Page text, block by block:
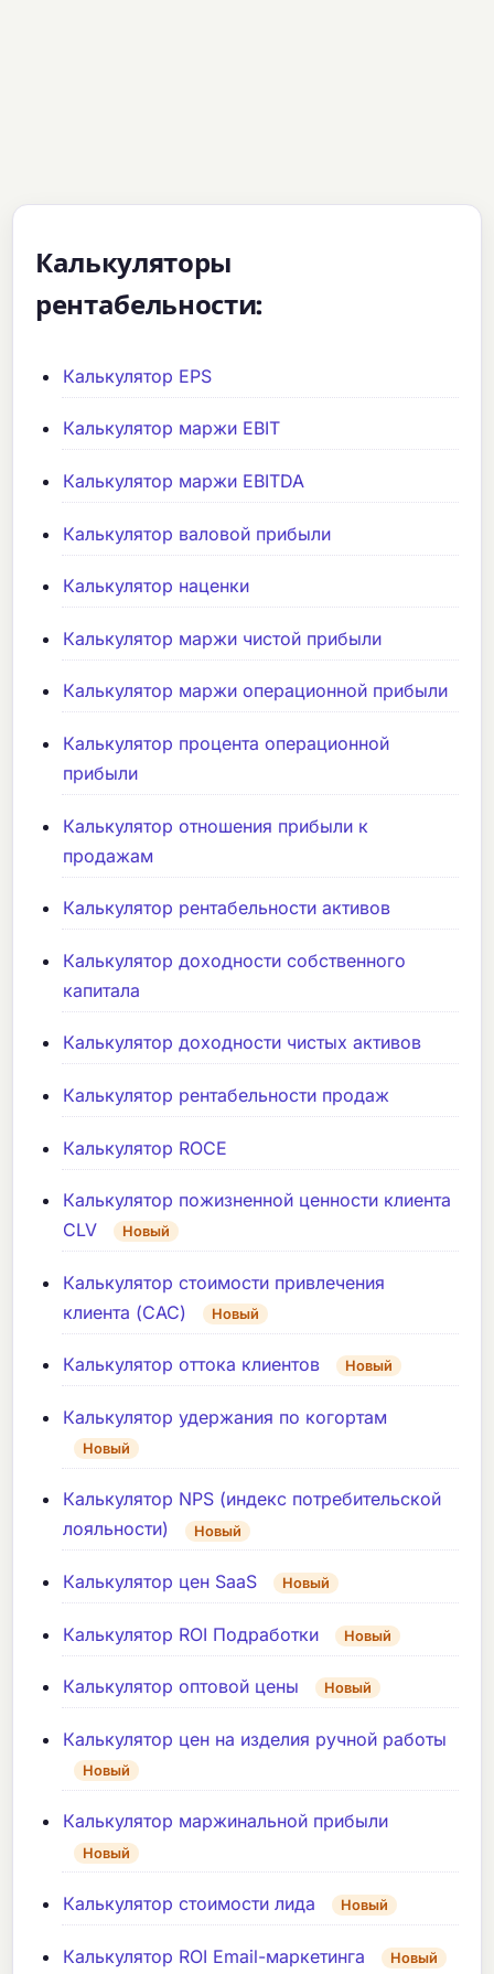
Калькуляторы
рентабельности:
Калькулятор EPS
Калькулятор маржи EBIT
Калькулятор маржи EBITDA
Калькулятор валовой прибыли
Калькулятор наценки
Калькулятор маржи чистой прибыли
Калькулятор маржи операционной прибыли
Калькулятор процента операционной
прибыли
Калькулятор отношения прибыли к
продажам
Калькулятор рентабельности активов
Калькулятор доходности собственного
капитала
Калькулятор доходности чистых активов
Калькулятор рентабельности продаж
Калькулятор ROCE
Калькулятор пожизненной ценности клиента
CLV
Новый
Калькулятор стоимости привлечения
клиента (CAC)
Новый
Калькулятор оттока клиентов Новый
Калькулятор удержания по когортам
Новый
Калькулятор NPS (индекс потребительской
лояльности)
Новый
Калькулятор цен SaaS Новый
Калькулятор ROI Подработки Новый
Калькулятор оптовой цены Новый
Калькулятор цен на изделия ручной работы
Новый
Калькулятор маржинальной прибыли
Новый
Калькулятор стоимости лида Новый
Калькулятор ROI Email-маркетинга Новый